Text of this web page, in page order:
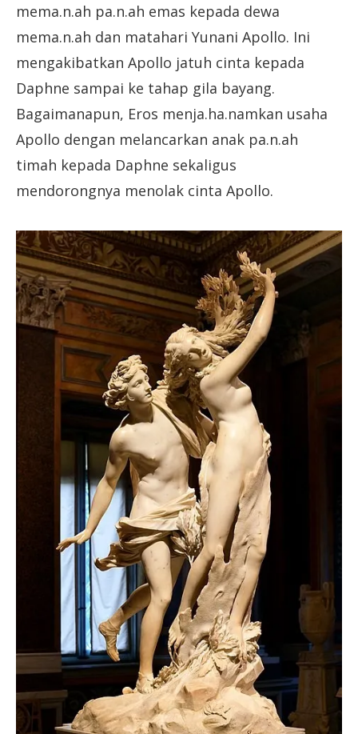
mema.n.ah pa.n.ah emas kepada dewa
mema.n.ah dan matahari Yunani Apollo. Ini
mengakibatkan Apollo jatuh cinta kepada
Daphne sampai ke tahap gila bayang.
Bagaimanapun, Eros menja.ha.namkan usaha
Apollo dengan melancarkan anak pa.n.ah
timah kepada Daphne sekaligus
mendorongnya menolak cinta Apollo.